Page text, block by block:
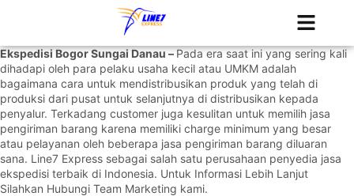
Ekspedisi Bogor Sungai Danau –Pada era saat ini yang sering kali
dihadapi oleh para pelaku usaha kecil atau UMKM adalah
bagaimana cara untuk mendistribusikan produk yang telah di
produksi dari pusat untuk selanjutnya di distribusikan kepada
penyalur. Terkadang customer juga kesulitan untuk memilih jasa
pengiriman barang karena memiliki charge minimum yang besar
atau pelayanan oleh beberapa jasa pengiriman barang diluaran
sana. Line7 Express sebagai salah satu perusahaan penyedia jasa
ekspedisi terbaik di Indonesia. Untuk Informasi Lebih Lanjut
Silahkan Hubungi Team Marketing kami.